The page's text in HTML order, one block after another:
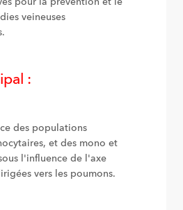
veineuses
:
des populations
et des mono et
l'influence de l'axe
vers les poumons.